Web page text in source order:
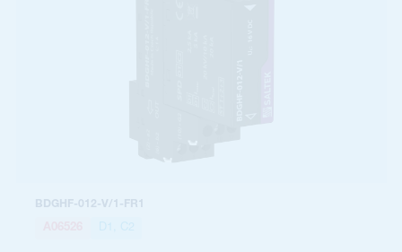
BDGHF-012-V/1-FR1